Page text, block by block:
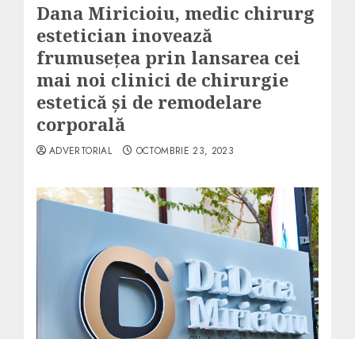
Dana Miricioiu, medic chirurg
estetician inovează
frumusețea prin lansarea cei
mai noi clinici de chirurgie
estetică și de remodelare
corporală
ADVERTORIAL OCTOMBRIE 23, 2023